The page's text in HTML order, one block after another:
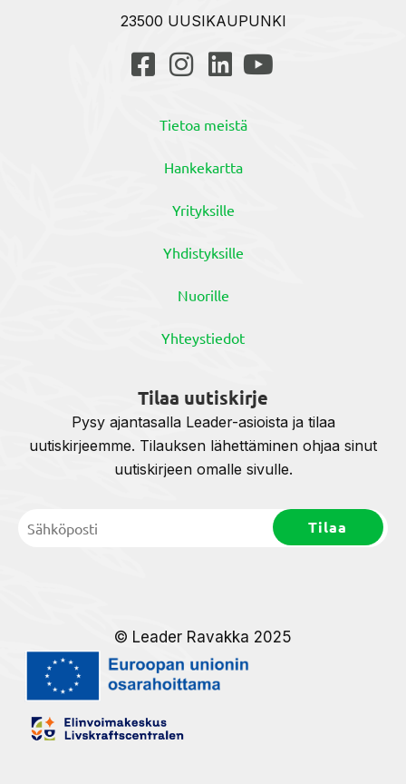
23500 UUSIKAUPUNKI
Tietoa meistä
Hankekartta
Yrityksille
Yhdistyksille
Nuorille
Yhteystiedot
Tilaa uutiskirje
Pysy ajantasalla Leader-asioista ja tilaa
uutiskirjeemme. Tilauksen lähettäminen ohjaa sinut
uutiskirjeen omalle sivulle.
© Leader Ravakka 2025